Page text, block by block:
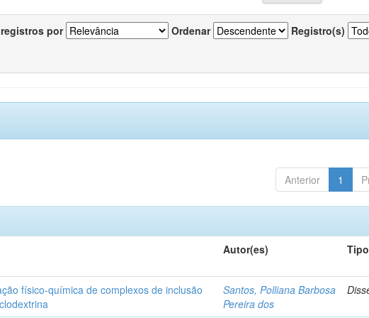
por Ordenar Registro(s)
Anterior 1
Autor(es) Tipo
físico-química de complexos de inclusão
Santos, Polliana Barbosa
Pereira dos